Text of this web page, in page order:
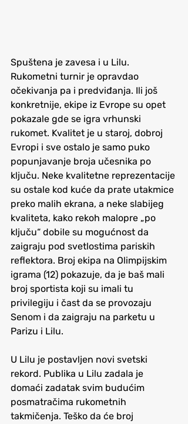
Spuštena je zavesa i u Lilu.
Rukometni turnir je opravdao
očekivanja pa i predviđanja. Ili još
konkretnije, ekipe iz Evrope su opet
pokazale gde se igra vrhunski
rukomet. Kvalitet je u staroj, dobroj
Evropi i sve ostalo je samo puko
popunjavanje broja učesnika po
ključu. Neke kvalitetne reprezentacije
su ostale kod kuće da prate utakmice
preko malih ekrana, a neke slabijeg
kvaliteta, kako rekoh malopre „po
ključu“ dobile su mogućnost da
zaigraju pod svetlostima pariskih
reflektora. Broj ekipa na Olimpijskim
igrama (12) pokazuje, da je baš mali
broj sportista koji su imali tu
privilegiju i čast da se provozaju
Senom i da zaigraju na parketu u
Parizu i Lilu.
U Lilu je postavljen novi svetski
rekord. Publika u Lilu zadala je
domaći zadatak svim budućim
posmatračima rukometnih
takmičenja. Teško da će broj